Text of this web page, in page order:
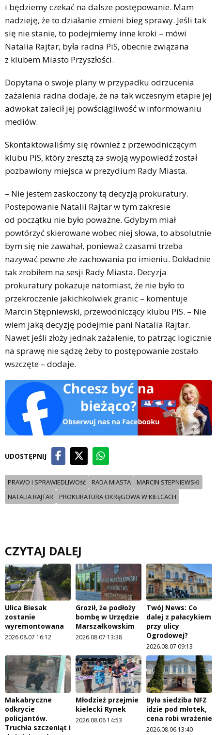
i będziemy czekać na dalsze postępowanie. Mam
nadzieję, że to działanie zmieni bieg sprawy. Jeśli tak
się nie stanie, to podejmiemy inne kroki – mówi
Natalia Rajtar, była radna PiS, obecnie związana
z klubem Miasto Przyszłości.
Dopytana o swoje plany w przypadku odrzucenia
zażalenia radna dodaje, że na tak wczesnym etapie jej
adwokat zalecił jej powściągliwość w informowaniu
mediów.
Skontaktowaliśmy się również z przewodniczącym
klubu PiS, który zresztą za swoją wypowiedź został
pozbawiony miejsca w prezydium Rady Miasta.
– Nie jestem zaskoczony tą decyzją prokuratury.
Postepowanie Natalii Rajtar w tym zakresie
od początku nie było poważne. Gdybym miał
powtórzyć skierowane wobec niej słowa, to absolutnie
bym się nie zawahał, ponieważ czasami trzeba
nazywać pewne złe zachowania po imieniu. Dokładnie
tak zrobiłem na sesji Rady Miasta. Decyzja
prokuratury pokazuje natomiast, że nie było to
przekroczenie jakichkolwiek granic – komentuje
Marcin Stępniewski, przewodniczący klubu PiS. – Nie
wiem jaką decyzję podejmie pani Natalia Rajtar.
Nawet jeśli złoży jednak zażalenie, to patrząc logicznie
na sprawę nie sądzę żeby to postępowanie zostało
wszczęte – dodaje.
UDOSTĘPNIJ
PRAWO I SPRAWIEDLIWOść RADA MIASTA
MARCIN STEPNIEWSKI
NATALIA RAJTAR
PROKURATURA OKRęGOWA W KIELCACH
CZYTAJ DALEJ
Ulica Biesak
zostanie
wyremontowana
2026.08.07 16:12
Groził, że podłoży
bombę w Urzędzie
Marszałkowskim
2026.08.07 13:38
Twój News: Co
dalej z pałacykiem
przy ulicy
Ogrodowej?
2026.08.07 09:13
Makabryczne
odkrycie
policjantów.
Truchła szczeniąt i
Młodzież przejmie
kielecki Rynek
2026.08.06 14:53
Była siedziba NFZ
idzie pod młotek,
cena robi wrażenie
2026.08.06 13:40